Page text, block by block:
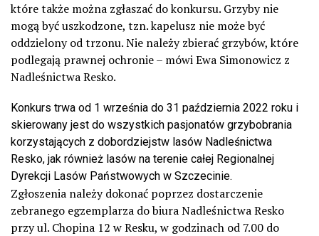
które także można zgłaszać do konkursu. Grzyby nie
mogą być uszkodzone, tzn. kapelusz nie może być
oddzielony od trzonu. Nie należy zbierać grzybów, które
podlegają prawnej ochronie – mówi Ewa Simonowicz z
Nadleśnictwa Resko.
Konkurs trwa od 1 września do 31 październia 2022 roku i
skierowany jest do wszystkich pasjonatów grzybobrania
korzystających z dobordziejstw lasów Nadleśnictwa
Resko, jak również lasów na terenie całej Regionalnej
Dyrekcji Lasów Państwowych w Szczecinie.
Zgłoszenia należy dokonać poprzez dostarczenie
zebranego egzemplarza do biura Nadleśnictwa Resko
przy ul. Chopina 12 w Resku, w godzinach od 7.00 do